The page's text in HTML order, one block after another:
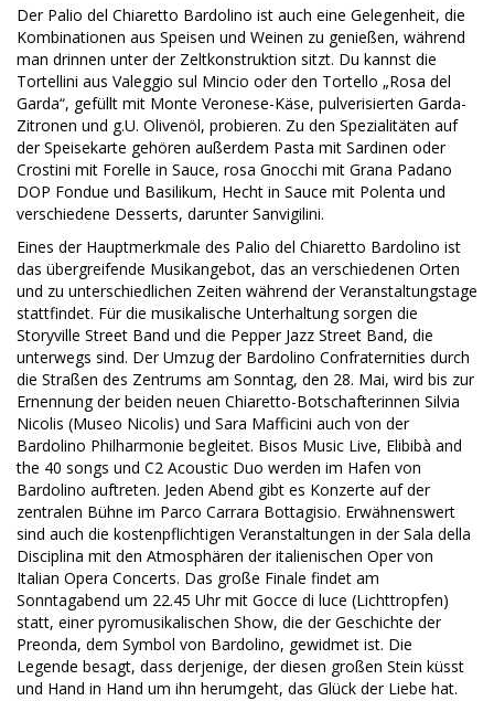
Der Palio del Chiaretto Bardolino ist auch eine Gelegenheit, die
Kombinationen aus Speisen und Weinen zu genießen, während
man drinnen unter der Zeltkonstruktion sitzt. Du kannst die
Tortellini aus Valeggio sul Mincio oder den Tortello „Rosa del
Garda“, gefüllt mit Monte Veronese-Käse, pulverisierten Garda-
Zitronen und g.U. Olivenöl, probieren. Zu den Spezialitäten auf
der Speisekarte gehören außerdem Pasta mit Sardinen oder
Crostini mit Forelle in Sauce, rosa Gnocchi mit Grana Padano
DOP Fondue und Basilikum, Hecht in Sauce mit Polenta und
verschiedene Desserts, darunter Sanvigilini.
Eines der Hauptmerkmale des Palio del Chiaretto Bardolino ist
das übergreifende Musikangebot, das an verschiedenen Orten
und zu unterschiedlichen Zeiten während der Veranstaltungstage
stattfindet. Für die musikalische Unterhaltung sorgen die
Storyville Street Band und die Pepper Jazz Street Band, die
unterwegs sind. Der Umzug der Bardolino Confraternities durch
die Straßen des Zentrums am Sonntag, den 28. Mai, wird bis zur
Ernennung der beiden neuen Chiaretto-Botschafterinnen Silvia
Nicolis (Museo Nicolis) und Sara Mafficini auch von der
Bardolino Philharmonie begleitet. Bisos Music Live, Elibibà and
the 40 songs und C2 Acoustic Duo werden im Hafen von
Bardolino auftreten. Jeden Abend gibt es Konzerte auf der
zentralen Bühne im Parco Carrara Bottagisio. Erwähnenswert
sind auch die kostenpflichtigen Veranstaltungen in der Sala della
Disciplina mit den Atmosphären der italienischen Oper von
Italian Opera Concerts. Das große Finale findet am
Sonntagabend um 22.45 Uhr mit Gocce di luce (Lichttropfen)
statt, einer pyromusikalischen Show, die der Geschichte der
Preonda, dem Symbol von Bardolino, gewidmet ist. Die
Legende besagt, dass derjenige, der diesen großen Stein küsst
und Hand in Hand um ihn herumgeht, das Glück der Liebe hat.